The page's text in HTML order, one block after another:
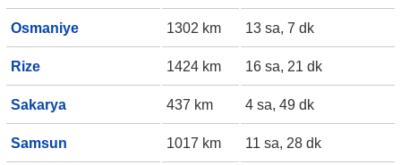
Osmaniye 1302 km 13 sa, 7 dk
Rize 1424 km 16 sa, 21 dk
Sakarya 437 km 4 sa, 49 dk
Samsun 1017 km 11 sa, 28 dk